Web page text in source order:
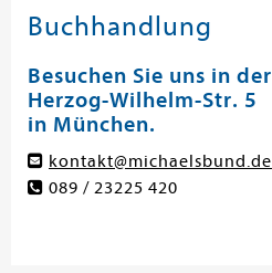
Buchhandlung
Besuchen Sie uns in der
Herzog-Wilhelm-Str. 5
in München.
kontakt@michaelsbund.de
089 / 23225 420